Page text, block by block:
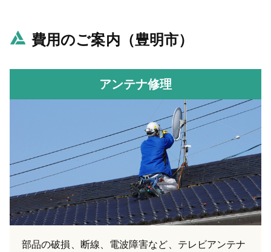
費用のご案内（豊明市）
アンテナ修理
部品の破損、断線、電波障害など、テレビアンテナ